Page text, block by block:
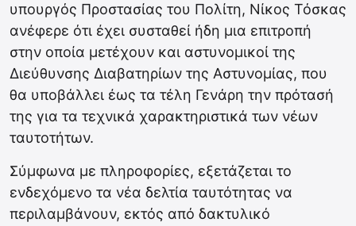
υπουργός Προστασίας του Πολίτη, Νίκος Τόσκας
ανέφερε ότι έχει συσταθεί ήδη μια επιτροπή
στην οποία μετέχουν και αστυνομικοί της
Διεύθυνσης Διαβατηρίων της Αστυνομίας, που
θα υποβάλλει έως τα τέλη Γενάρη την πρότασή
της για τα τεχνικά χαρακτηριστικά των νέων
ταυτοτήτων.
Σύμφωνα με πληροφορίες, εξετάζεται το
ενδεχόμενο τα νέα δελτία ταυτότητας να
περιλαμβάνουν, εκτός από δακτυλικό